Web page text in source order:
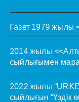
Газет 1979 жылы
2014 жылы
сыйлығымен
2022 жылы
сыйлығын “Үздік